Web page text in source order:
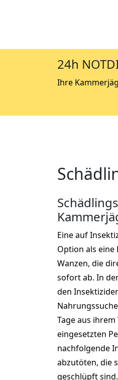
24h
Ihre
Eine auf
Option als
Wanzen, die
sofort ab. In
den
Tage aus
eingesetzten
nachfolgende
abzutöten, die
geschlüpft